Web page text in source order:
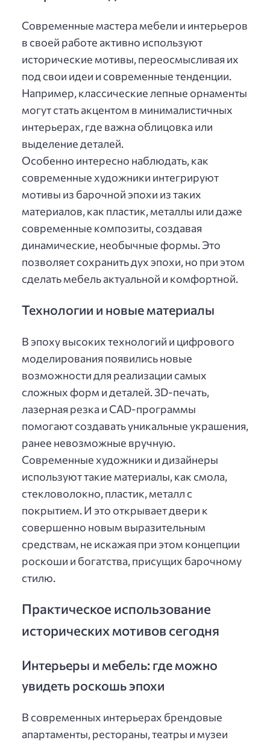
Современные мастера мебели и интерьеров
в своей работе активно используют
исторические мотивы, переосмысливая их
под свои идеи и современные тенденции.
Например, классические лепные орнаменты
могут стать акцентом в минималистичных
интерьерах, где важна облицовка или
выделение деталей.
Особенно интересно наблюдать, как
современные художники интегрируют
мотивы из барочной эпохи из таких
материалов, как пластик, металлы или даже
современные композиты, создавая
динамические, необычные формы. Это
позволяет сохранить дух эпохи, но при этом
сделать мебель актуальной и комфортной.
Технологии и новые материалы
В эпоху высоких технологий и цифрового
моделирования появились новые
возможности для реализации самых
сложных форм и деталей. 3D-печать,
лазерная резка и CAD-программы
помогают создавать уникальные украшения,
ранее невозможные вручную.
Современные художники и дизайнеры
используют такие материалы, как смола,
стекловолокно, пластик, металл с
покрытием. И это открывает двери к
совершенно новым выразительным
средствам, не искажая при этом концепции
роскоши и богатства, присущих барочному
стилю.
Практическое использование
исторических мотивов сегодня
Интерьеры и мебель: где можно
увидеть роскошь эпохи
В современных интерьерах брендовые
апартаменты, рестораны, театры и музеи